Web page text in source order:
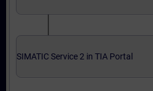
SIMATIC Service 2 in TIA Portal